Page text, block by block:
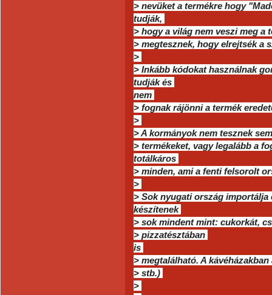
> nevüket a termékre hogy
tudják,
> hogy a világ nem veszi meg
> megtesznek, hogy elrejtsék a
>
> Inkább kódokat használnak
tudják és
nem
> fognak rájönni a termék
>
> A kormányok nem tesznek
> termékeket, vagy legalább a
totálkáros
> minden, ami a fenti felsorolt
>
> Sok nyugati ország
készítenek
> sok mindent mint: cukorkát,
> pizzatésztában
is
> megtalálható. A
> stb.)
>